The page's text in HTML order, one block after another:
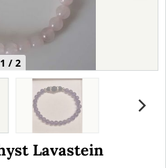
1 / 2
Lavastein